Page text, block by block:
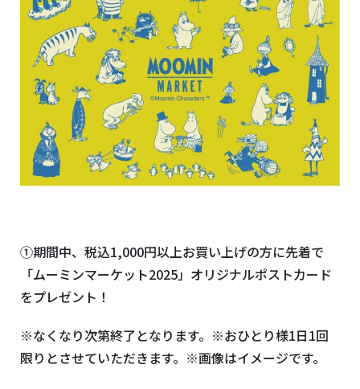
①期間中、税込1,000円以上お買い上げの方に先着で
「ムーミンマーケット2025」オリジナルポストカード
をプレゼント！
※なくなり次第終了となります。※おひとり様1日1回
限りとさせていただきます。※画像はイメージです。